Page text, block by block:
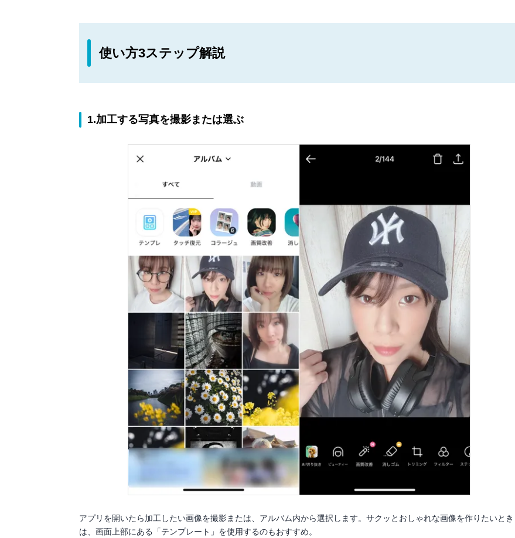
使い方3ステップ解説
1.加工する写真を撮影または選ぶ
アプリを開いたら加工したい画像を撮影または、アルバム内から選択します。サクッとおしゃれな画像を作りたいとき
は、画面上部にある「テンプレート」を使用するのもおすすめ。